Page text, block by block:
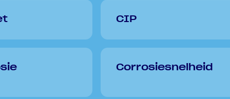
CIP
Corrosiesnelheid